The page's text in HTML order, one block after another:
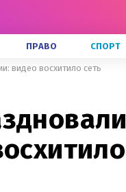
ПРАВО СПОРТ
видео восхитило сеть